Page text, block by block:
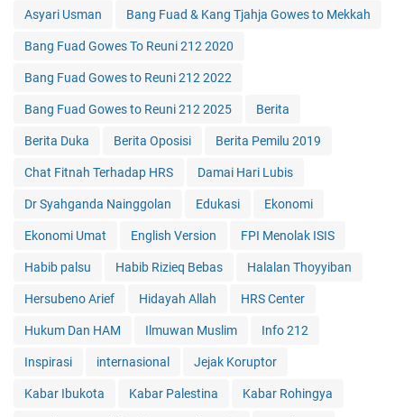
Asyari Usman Bang Fuad & Kang Tjahja Gowes to Mekkah
Bang Fuad Gowes To Reuni 212 2020
Bang Fuad Gowes to Reuni 212 2022
Bang Fuad Gowes to Reuni 212 2025 Berita
Berita Duka Berita Oposisi Berita Pemilu 2019
Chat Fitnah Terhadap HRS Damai Hari Lubis
Dr Syahganda Nainggolan Edukasi Ekonomi
Ekonomi Umat English Version FPI Menolak ISIS
Habib palsu Habib Rizieq Bebas Halalan Thoyyiban
Hersubeno Arief Hidayah Allah HRS Center
Hukum Dan HAM Ilmuwan Muslim Info 212
Inspirasi internasional Jejak Koruptor
Kabar Ibukota Kabar Palestina Kabar Rohingya